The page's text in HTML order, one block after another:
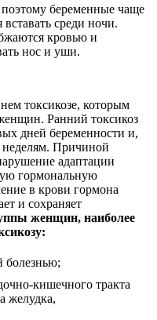
беременные чаще
среди ночи.
кровью и
нос и уши.
токсикозе, которым
Ранний токсикоз
дней беременности и,
неделям. Причиной
адаптации
гормональную
в крови гормона
и сохраняет
женщин, наиболее
болезнью;
кишечного тракта
желудка,